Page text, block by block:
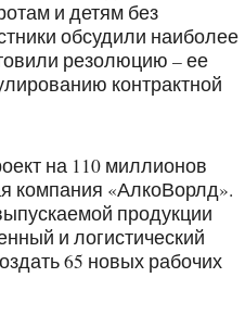
и детям без
обсудили наиболее
резолюцию – ее
контрактной
на 110 миллионов
компания «АлкоВорлд».
продукции
и логистический
65 новых рабочих